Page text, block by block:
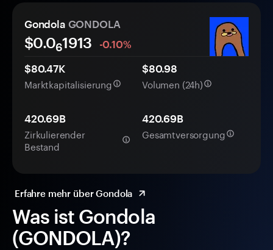
Was ist Gondola
(GONDOLA)?
Gondola GONDOLA
$0.061913
-0.10%
$80.47K
Marktkapitalisierung
$80.98
Volumen (24h)
420.69B
Zirkulierender
Bestand
420.69B
Gesamtversorgung
Erfahre mehr über Gondola